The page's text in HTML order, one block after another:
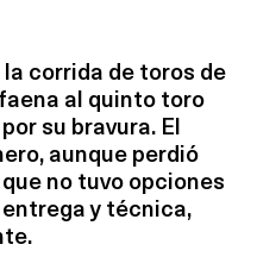
corrida de toros de
al quinto toro
su bravura. El
aunque perdió
no tuvo opciones
y técnica,